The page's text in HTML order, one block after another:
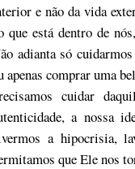
e não da vida
que está dentro de
adianta só
apenas comprar uma
cuidar
a nossa
a hipocrisia,
que Ele nos